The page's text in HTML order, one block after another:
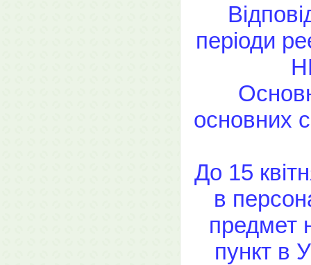
періоди
основних
До 15
в
предмет
пункт в